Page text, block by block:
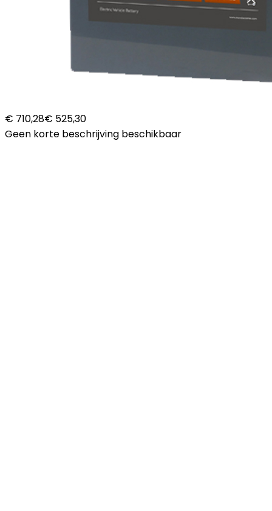
€ 710,28€ 525,30
Geen korte beschrijving beschikbaar